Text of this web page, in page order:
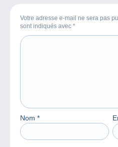
Votre adresse e-mail ne sera pas
sont indiqués avec *
Nom *